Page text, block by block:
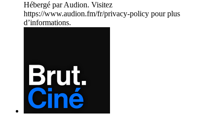
Hébergé par Audion. Visitez
https://www.audion.fm/fr/privacy-policy pour plus
d’informations.